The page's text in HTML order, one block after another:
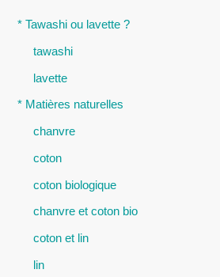
* Tawashi ou lavette ?
tawashi
lavette
* Matières naturelles
chanvre
coton
coton biologique
chanvre et coton bio
coton et lin
lin